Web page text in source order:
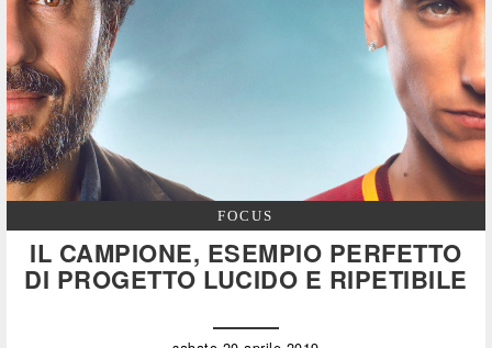
FOCUS
IL CAMPIONE, ESEMPIO PERFETTO
DI PROGETTO LUCIDO E RIPETIBILE